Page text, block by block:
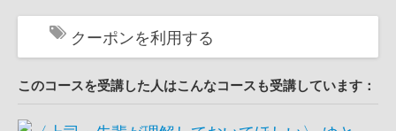
クーポンを利用する
このコースを受講した人はこんなコースも受講しています：